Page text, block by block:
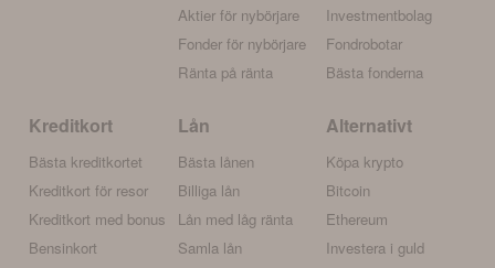
Aktier för nybörjare
Fonder för nybörjare
Ränta på ränta
Investmentbolag
Fondrobotar
Bästa fonderna
Kreditkort
Bästa kreditkortet
Kreditkort för resor
Kreditkort med bonus
Bensinkort
Lån
Bästa lånen
Billiga lån
Lån med låg ränta
Samla lån
Alternativt
Köpa krypto
Bitcoin
Ethereum
Investera i guld